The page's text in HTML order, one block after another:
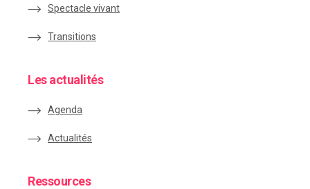
Spectacle vivant
Transitions
Les actualités
Agenda
Actualités
Ressources